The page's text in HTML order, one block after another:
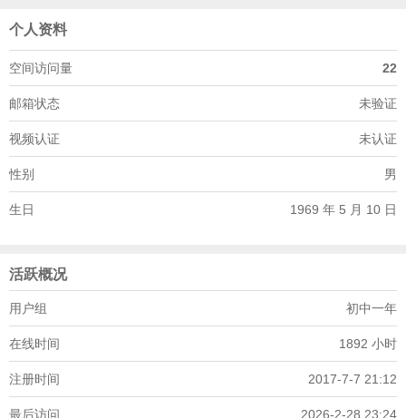
个人资料
空间访问量 22
邮箱状态 未验证
视频认证 未认证
性别 男
生日 1969 年 5 月 10 日
活跃概况
用户组 初中一年
在线时间 1892 小时
注册时间 2017-7-7 21:12
最后访问 2026-2-28 23:24